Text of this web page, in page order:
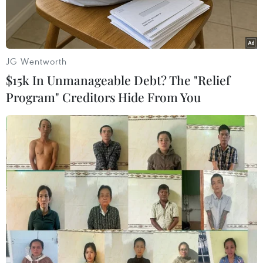
dùng.
Dữ liệu từ Nền tảng SocialTrend thuộc công ty
YouNet Media vừa công bố bảng xếp hạng
SocialTrend Ranking 2023 - TOP 10 bao gồm
những xu hướng, sự kiện được quan tâm nhất
trên mạng xã hội năm 2023.
Dữ liệu được thống kê từ các bài viết, bình luận
JG Wentworth
$15k In Unmanageable Debt? The "Relief
Program" Creditors Hide From You